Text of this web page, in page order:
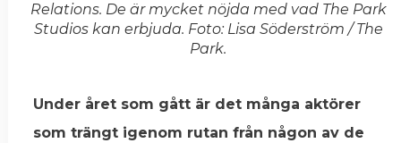
Relations. De är mycket nöjda med vad The Park
Studios kan erbjuda. Foto: Lisa Söderström / The
Park.
Under året som gått är det många aktörer
som trängt igenom rutan från någon av de